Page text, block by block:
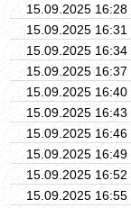
15.09.2025 16:28
15.09.2025 16:31
15.09.2025 16:34
15.09.2025 16:37
15.09.2025 16:40
15.09.2025 16:43
15.09.2025 16:46
15.09.2025 16:49
15.09.2025 16:52
15.09.2025 16:55